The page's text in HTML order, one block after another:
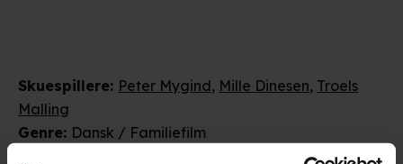
Skuespillere: Peter Mygind, Mille Dinesen, Troels
Malling
Genre: Dansk / Familiefilm